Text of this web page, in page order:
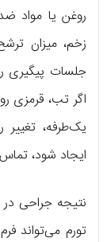
روغن یا مواد
زخم، میزان
جلسات پیگیری
اگر تب، قرمزی
یک‌طرفه،
ایجاد شود،
نتیجه جراحی
تورم می‌تواند